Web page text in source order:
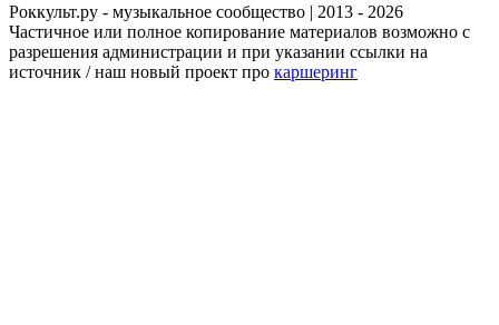
Роккульт.ру - музыкальное сообщество | 2013 - 2026
Частичное или полное копирование материалов возможно с
разрешения администрации и при указании ссылки на
источник / наш новый проект про каршеринг